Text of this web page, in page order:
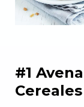
#1
Cereales